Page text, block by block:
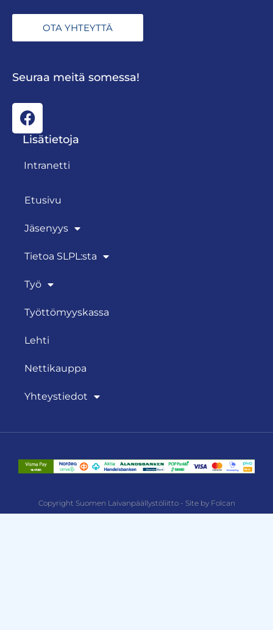
OTA YHTEYTTÄ
Seuraa meitä somessa!
Lisätietoja
Intranetti
Etusivu
Jäsenyys
Tietoa SLPL:sta
Työ
Työttömyyskassa
Lehti
Nettikauppa
Yhteystiedot
Copyright Suomen Laivanpäällystöliitto - Site by Folcan